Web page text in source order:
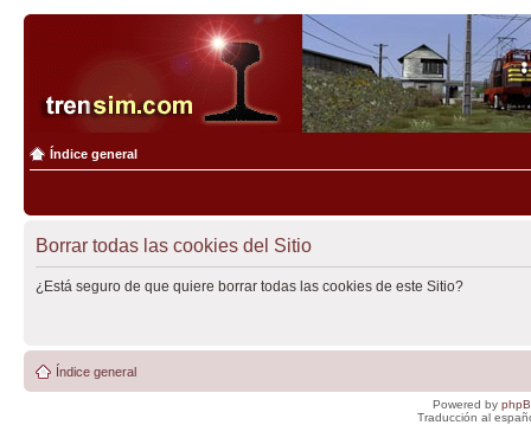
Índice general
Borrar todas las cookies del Sitio
¿Está seguro de que quiere borrar todas las cookies de este Sitio?
Índice general
Powered by
Traducción al